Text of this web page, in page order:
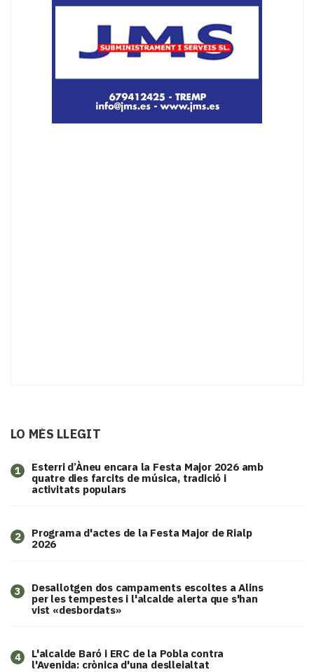
LO MÉS LLEGIT
1
Esterri d’Àneu encara la Festa Major 2026 amb
quatre dies farcits de música, tradició i
activitats populars
2
Programa d'actes de la Festa Major de Rialp
2026
3
​Desallotgen dos campaments escoltes a Alins
per les tempestes i l'alcalde alerta que s'han
vist «desbordats»
4
L'alcalde Baró i ERC de la Pobla contra
l'Avenida: crònica d'una deslleialtat